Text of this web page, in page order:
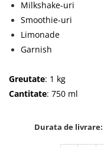
Milkshake-uri
Smoothie-uri
Limonade
Garnish
Greutate: 1 kg
Cantitate: 750 ml
Durata de livrare: